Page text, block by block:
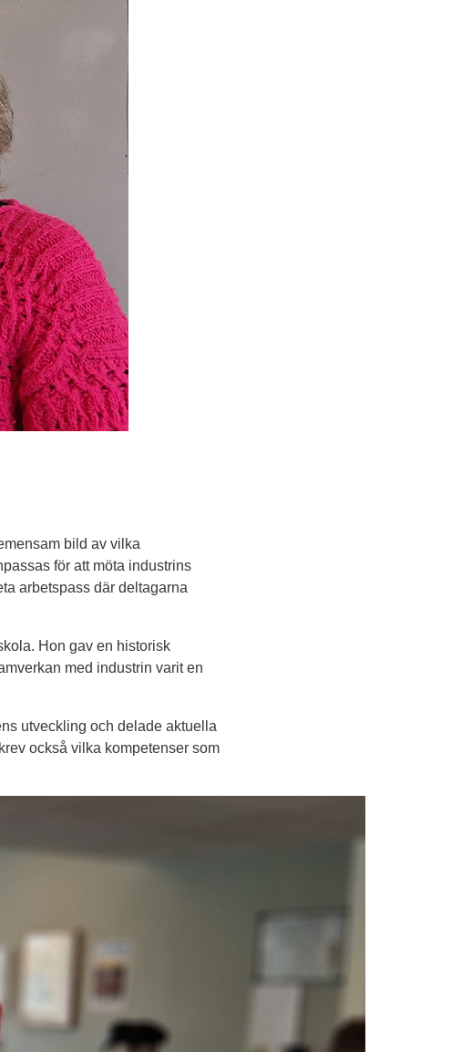
bild av vilka
för att möta industrins
arbetspass där deltagarna
Hon gav en historisk
med industrin varit en
utveckling och delade aktuella
också vilka kompetenser som